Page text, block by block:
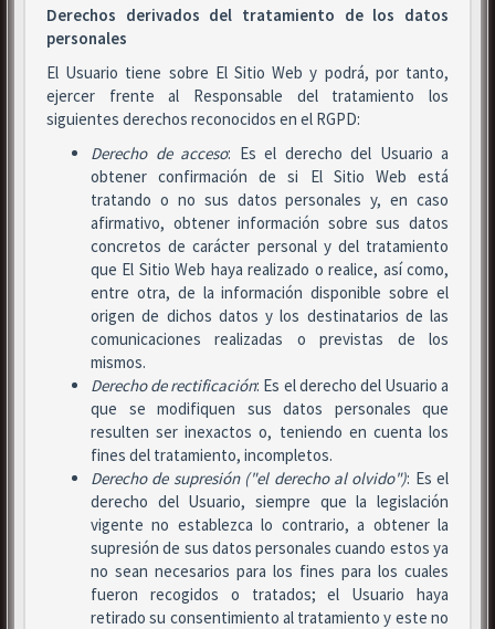
Derechos derivados del tratamiento de los datos
personales
El Usuario tiene sobre El Sitio Web y podrá, por tanto,
ejercer frente al Responsable del tratamiento los
siguientes derechos reconocidos en el RGPD:
Derecho de acceso: Es el derecho del Usuario a
obtener confirmación de si El Sitio Web está
tratando o no sus datos personales y, en caso
afirmativo, obtener información sobre sus datos
concretos de carácter personal y del tratamiento
que El Sitio Web haya realizado o realice, así como,
entre otra, de la información disponible sobre el
origen de dichos datos y los destinatarios de las
comunicaciones realizadas o previstas de los
mismos.
Derecho de rectificación: Es el derecho del Usuario a
que se modifiquen sus datos personales que
resulten ser inexactos o, teniendo en cuenta los
fines del tratamiento, incompletos.
Derecho de supresión ("el derecho al olvido"): Es el
derecho del Usuario, siempre que la legislación
vigente no establezca lo contrario, a obtener la
supresión de sus datos personales cuando estos ya
no sean necesarios para los fines para los cuales
fueron recogidos o tratados; el Usuario haya
retirado su consentimiento al tratamiento y este no